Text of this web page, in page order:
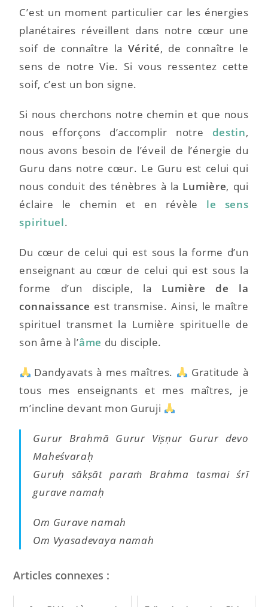
C’est un moment particulier car les énergies
planétaires réveillent dans notre cœur une
soif de connaître la Vérité, de connaître le
sens de notre Vie. Si vous ressentez cette
soif, c’est un bon signe.
Si nous cherchons notre chemin et que nous
nous efforçons d’accomplir notre destin,
nous avons besoin de l’éveil de l’énergie du
Guru dans notre cœur. Le Guru est celui qui
nous conduit des ténèbres à la Lumière, qui
éclaire le chemin et en révèle le sens
spirituel.
Du cœur de celui qui est sous la forme d’un
enseignant au cœur de celui qui est sous la
forme d’un disciple, la Lumière de la
connaissance est transmise. Ainsi, le maître
spirituel transmet la Lumière spirituelle de
son âme à l’âme du disciple.
Dandyavats à mes maîtres.
Gratitude à
tous mes enseignants et mes maîtres, je
m’incline devant mon Guruji
Gurur Brahmā Gurur Viṣṇur Gurur devo
Maheśvaraḥ
Guruḥ sākṣāt paraṁ Brahma tasmai śrī
gurave namaḥ
Om Gurave namah
Om Vyasa​devaya namah
Articles connexes :